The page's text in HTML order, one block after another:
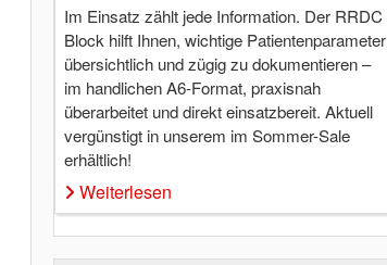
Im Einsatz zählt jede Information. Der RRDC
Block hilft Ihnen, wichtige Patientenparameter
übersichtlich und zügig zu dokumentieren –
im handlichen A6-Format, praxisnah
überarbeitet und direkt einsatzbereit. Aktuell
vergünstigt in unserem im Sommer-Sale
erhältlich!
Weiterlesen